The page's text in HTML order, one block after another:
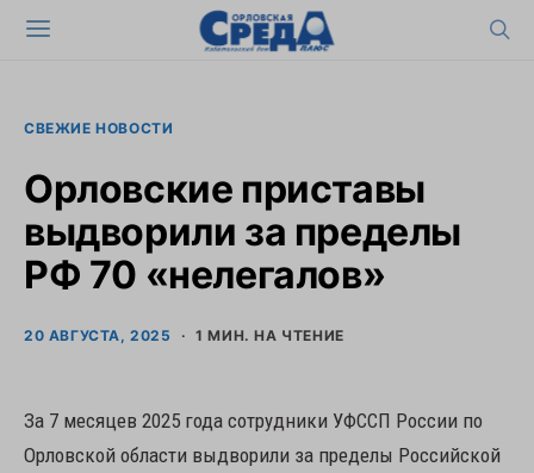
СВЕЖИЕ НОВОСТИ
Орловские приставы
выдворили за пределы
РФ 70 «нелегалов»
20 АВГУСТА, 2025 1 МИН. НА ЧТЕНИЕ
За 7 месяцев 2025 года сотрудники УФССП России по
Орловской области выдворили за пределы Российской